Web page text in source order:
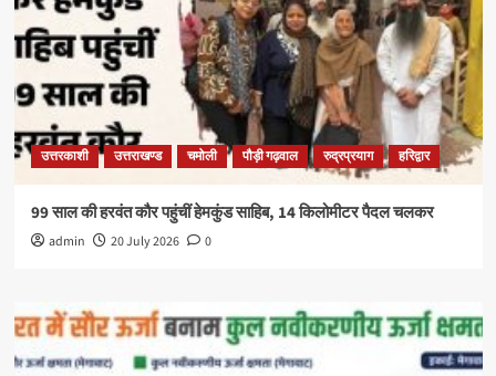
उत्तरकाशी उत्तराखण्ड चमोली पौड़ी गढ़वाल रुद्रप्रयाग हरिद्वार
99 साल की हरवंत कौर पहुंचीं हेमकुंड साहिब, 14 किलोमीटर पैदल चलकर
admin 20 July 2026 0